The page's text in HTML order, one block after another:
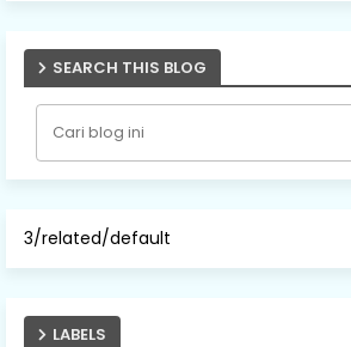
SEARCH THIS BLOG
3/related/default
LABELS